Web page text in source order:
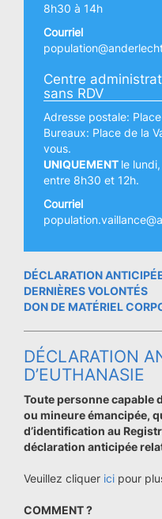
8h30 à 14h
Courriel
Centre
sans RDV
Adresse postale:
Bureaux: Place de la
vous.
UNIQUEMENT le
entre 8h30 et 12h.
Courriel
DÉCLARATION
DERNIÈRES VOLONTÉS
DON DE MATÉRIEL
DÉCLARATION
D’EUTHANASIE
Toute personne capable
ou mineure émancipée,
d’identification au
déclaration anticipée
Veuillez cliquer ici pour
COMMENT ?